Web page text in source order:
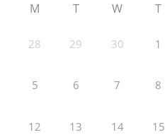
M T W T
28 29 30 1
5 6 7 8
12 13 14 15